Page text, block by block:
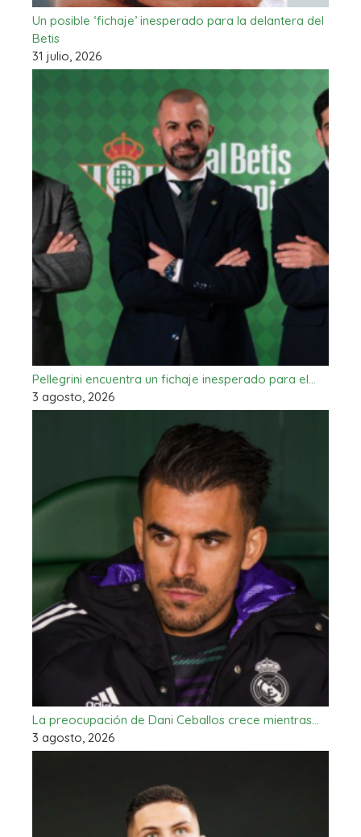
Un posible ‘fichaje’ inesperado para la delantera del
Betis
31 julio, 2026
Pellegrini encuentra un fichaje inesperado para el…
3 agosto, 2026
La preocupación de Dani Ceballos crece mientras…
3 agosto, 2026